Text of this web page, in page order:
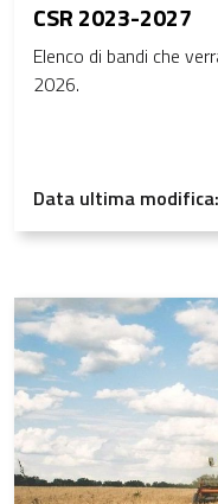
CSR 2023-2027
Elenco di bandi che
2026.
Data ultima modifica: